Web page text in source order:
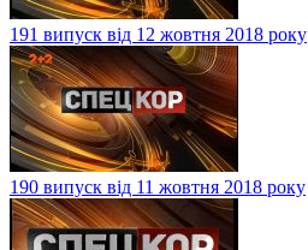
191 випуск від 12 жовтня 2018 року
190 випуск від 11 жовтня 2018 року